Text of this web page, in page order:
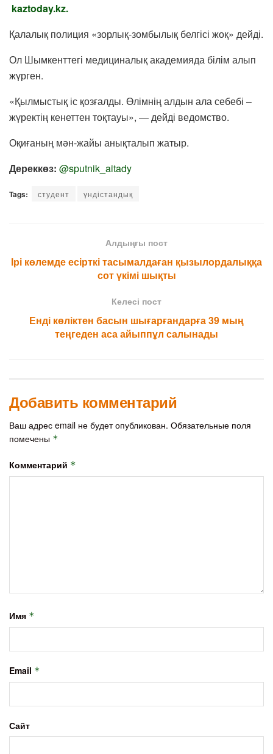
kaztoday.kz.
Қалалық полиция «зорлық-зомбылық белгісі жоқ» дейді.
Ол Шымкенттегі медициналық академияда білім алып
жүрген.
«Қылмыстық іс қозғалды. Өлімнің алдын ала себебі –
жүректің кенеттен тоқтауы», — дейді ведомство.
Оқиғаның мән-жайы анықталып жатыр.
Дереккөз: @sputnik_aitady
Tags: студент үндістандық
Алдыңғы пост
Ірі көлемде есірткі тасымалдаған қызылордалыққа
сот үкімі шықты
Келесі пост
Енді көліктен басын шығарғандарға 39 мың
теңгеден аса айыппұл салынады
Добавить комментарий
Ваш адрес email не будет опубликован. Обязательные поля
помечены *
Комментарий *
Имя *
Email *
Сайт